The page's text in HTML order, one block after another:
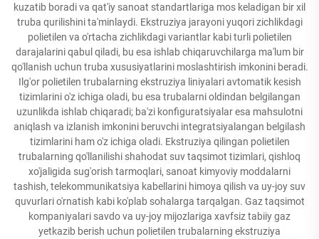
kuzatib boradi va qat'iy sanoat standartlariga mos keladigan bir xil
truba qurilishini ta'minlaydi. Ekstruziya jarayoni yuqori zichlikdagi
polietilen va o'rtacha zichlikdagi variantlar kabi turli polietilen
darajalarini qabul qiladi, bu esa ishlab chiqaruvchilarga ma'lum bir
qo'llanish uchun truba xususiyatlarini moslashtirish imkonini beradi.
Ilg'or polietilen trubalarning ekstruziya liniyalari avtomatik kesish
tizimlarini o'z ichiga oladi, bu esa trubalarni oldindan belgilangan
uzunlikda ishlab chiqaradi; ba'zi konfiguratsiyalar esa mahsulotni
aniqlash va izlanish imkonini beruvchi integratsiyalangan belgilash
tizimlarini ham o'z ichiga oladi. Ekstruziya qilingan polietilen
trubalarning qo'llanilishi shahodat suv taqsimot tizimlari, qishloq
xo'jaligida sug'orish tarmoqlari, sanoat kimyoviy moddalarni
tashish, telekommunikatsiya kabellarini himoya qilish va uy-joy suv
quvurlari o'rnatish kabi ko'plab sohalarga tarqalgan. Gaz taqsimot
kompaniyalari savdo va uy-joy mijozlariga xavfsiz tabiiy gaz
yetkazib berish uchun polietilen trubalarning ekstruziya